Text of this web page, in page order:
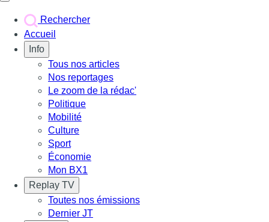
Rechercher
Accueil
Info
Tous nos articles
Nos reportages
Le zoom de la rédac'
Politique
Mobilité
Culture
Sport
Économie
Mon BX1
Replay TV
Toutes nos émissions
Dernier JT